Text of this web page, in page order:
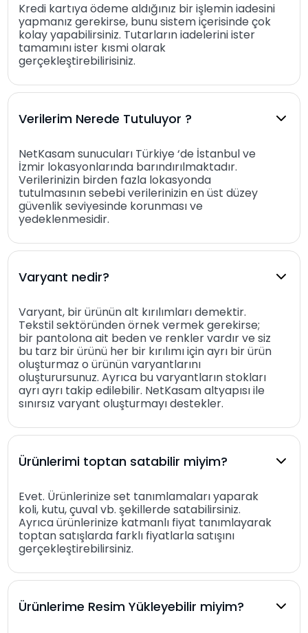
Kredi kartıya ödeme aldığınız bir işlemin iadesini
yapmanız gerekirse, bunu sistem içerisinde çok
kolay yapabilirsiniz. Tutarların iadelerini ister
tamamını ister kısmi olarak
gerçekleştirebilirisiniz.
Verilerim Nerede Tutuluyor ?
NetKasam sunucuları Türkiye ‘de İstanbul ve
İzmir lokasyonlarında barındırılmaktadır.
Verilerinizin birden fazla lokasyonda
tutulmasının sebebi verilerinizin en üst düzey
güvenlik seviyesinde korunması ve
yedeklenmesidir.
Varyant nedir?
Varyant, bir ürünün alt kırılımları demektir.
Tekstil sektöründen örnek vermek gerekirse;
bir pantolona ait beden ve renkler vardır ve siz
bu tarz bir ürünü her bir kırılımı için ayrı bir ürün
oluşturmaz o ürünün varyantlarını
oluşturursunuz. Ayrıca bu varyantların stokları
ayrı ayrı takip edilebilir. NetKasam altyapısı ile
sınırsız varyant oluşturmayı destekler.
Ürünlerimi toptan satabilir miyim?
Evet. Ürünlerinize set tanımlamaları yaparak
koli, kutu, çuval vb. şekillerde satabilirsiniz.
Ayrıca ürünlerinize katmanlı fiyat tanımlayarak
toptan satışlarda farklı fiyatlarla satışını
gerçekleştirebilirsiniz.
Ürünlerime Resim Yükleyebilir miyim?